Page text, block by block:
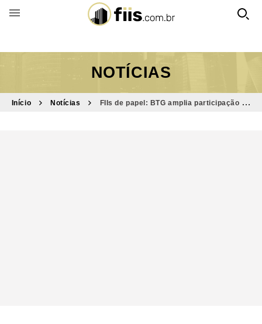
BUSCAR POR FUNDO
NOTÍCIAS
Início Notícias
FIIs de papel: BTG amplia participação do